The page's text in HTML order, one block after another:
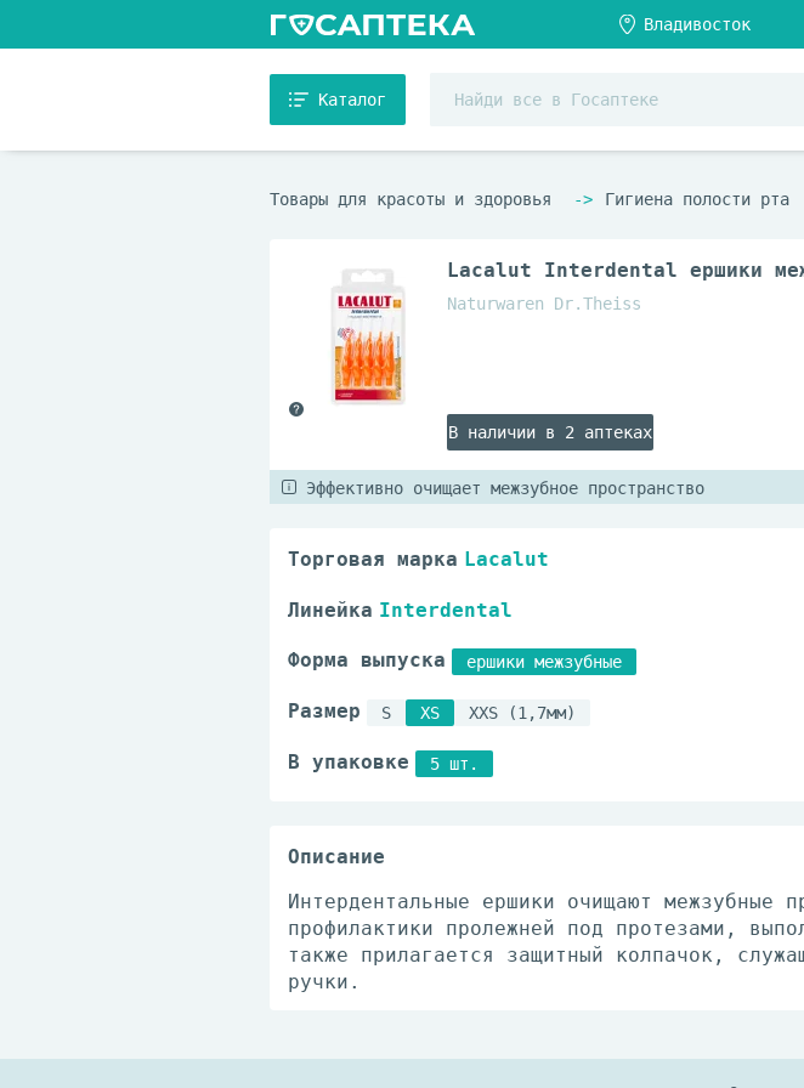
Каталог
Товары для красоты и здоровья Гигиена полости рта
Lacalut Interdental ершики
Naturwaren Dr.Theiss
В наличии в 2 аптеках
Эффективно очищает межзубное пространство
Торговая марка Lacalut
Линейка Interdental
Форма выпуска ершики межзубные
Размер S XS XXS (1,7мм)
В упаковке 5 шт.
Описание
Интердентальные ершики очищают межзубные
профилактики пролежней под протезами,
также прилагается защитный колпачок,
ручки.